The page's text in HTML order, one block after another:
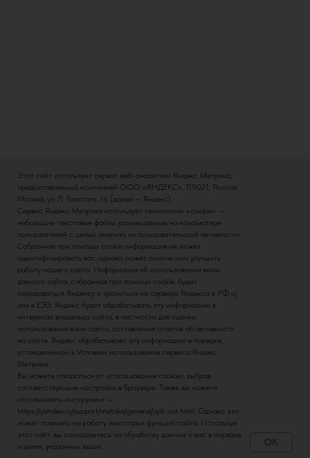
В связи с нестабильным курсом, наличие и актуальные
цены, уточняйте по телефону
Этот сайт использует сервис веб-аналитики Яндекс Метрика,
предоставляемый компанией ООО «ЯНДЕКС», 119021, Россия,
Москва, ул. Л. Толстого, 16 (далее — Яндекс).
Сервис Яндекс Метрика использует технологию «cookie» —
небольшие текстовые файлы, размещаемые на компьютере
пользователей с целью анализа их пользовательской активности.
Собранная при помощи cookie информация не может
идентифицировать вас, однако может помочь нам улучшить
работу нашего сайта. Информация об использовании вами
данного сайта, собранная при помощи cookie, будет
передаваться Яндексу и храниться на сервере Яндекса в РФ и/
или в ЕЭЗ. Яндекс будет обрабатывать эту информацию в
интересах владельца сайта, в частности для оценки
использования вами сайта, составления отчетов об активности
на сайте. Яндекс обрабатывает эту информацию в порядке,
установленном в Условиях использования сервиса Яндекс
Метрика.
Вы можете отказаться от использования cookies, выбрав
соответствующие настройки в браузере. Также вы можете
использовать инструмент —
https://yandex.ru/support/metrika/general/opt-out.html. Однако это
может повлиять на работу некоторых функций сайта. Используя
этот сайт, вы соглашаетесь на обработку данных о вас в порядке
и целях, указанных выше.
OK